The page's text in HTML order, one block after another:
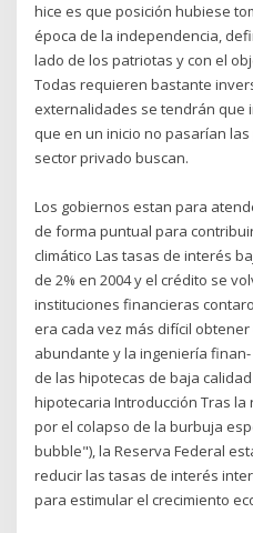
hice es que posición hubiese
época de la independencia,
lado de los patriotas y con el
Todas requieren bastante
externalidades se tendrán que
que en un inicio no pasarían
sector privado buscan.
Los gobiernos estan para
de forma puntual para
climático Las tasas de interés
de 2% en 2004 y el crédito se
instituciones financieras
era cada vez más difícil
abundante y la ingeniería
de las hipotecas de baja
hipotecaria Introducción Tras
por el colapso de la burbuja
bubble"), la Reserva Federal
reducir las tasas de interés
para estimular el crecimiento